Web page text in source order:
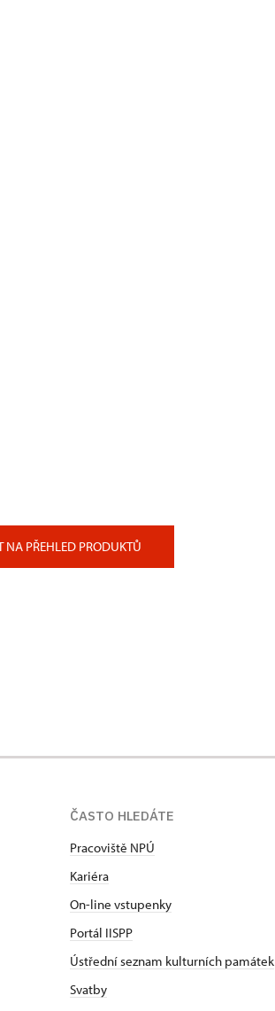
NA PŘEHLED PRODUKTŮ
ČASTO HLEDÁTE
Pracoviště NPÚ
Kariéra
On-line vstupenky
Portál IISPP
Ústřední seznam kulturních památek
Svatby